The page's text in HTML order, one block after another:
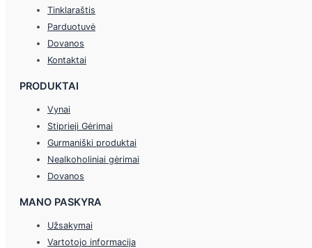
Tinklaraštis
Parduotuvė
Dovanos
Kontaktai
PRODUKTAI
Vynai
Stiprieji Gėrimai
Gurmaniški produktai
Nealkoholiniai gėrimai
Dovanos
MANO PASKYRA
Užsakymai
Vartotojo informacija